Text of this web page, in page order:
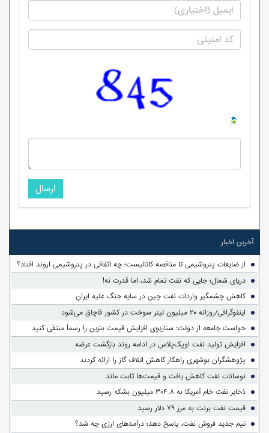
ارسال
آخرین اخبار
از ضایعات پتروشیمی تا مناقصه کاتالیست؛ چه اتفاقی در پتروشیمی اروند افتاد؟
دریای شمال؛ جایی که نفت تمام شد، اما قدرت نه!
کاهش چشمگیر واردات نفت چین در سایه جنگ علیه ایران
اینفوگرافی/روزانه ۲۰ میلیون لیتر سوخت در کشور قاچاق می‌شود
خواست جامعه از دولت: سناریوی افزایش قیمت بنزین را رسماً منتفی کنید
افزایش تولید نفت اوپک‌پلاس در ادامه روند بازگشت عرضه
پژوهشگران بوشهری راهکار کاهش اتلاف گاز را ارائه کردند
نوسانات نفت کاهش یافت و قیمت‌ها ثابت ماند
ذخایر نفت خام آمریکا به ۳۰۴.۸ میلیون بشکه رسید
قیمت نفت برنت به مرز ۷۹ دلار رسید
تیم جدید فروش نفت، پاسخ دهد؛ درآمدهای ارزی چه شد؟